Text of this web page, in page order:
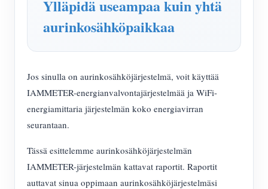
Tehdasenergian valvonta
Asiakirja
Opetusvideo
Blogit
Kehittäjä
Tutkia
Palkinto-ohjelma
Ottaa yhteyttä
Ylläpidä useampaa kuin yhtä
aurinkosähköpaikkaa
Jos sinulla on aurinkosähköjärjestelmä, voit käyttää
IAMMETER-energianvalvontajärjestelmää ja WiFi-
energiamittaria järjestelmän koko energiavirran
seurantaan.
Tässä esittelemme aurinkosähköjärjestelmän
IAMMETER-järjestelmän kattavat raportit. Raportit
auttavat sinua oppimaan aurinkosähköjärjestelmäsi